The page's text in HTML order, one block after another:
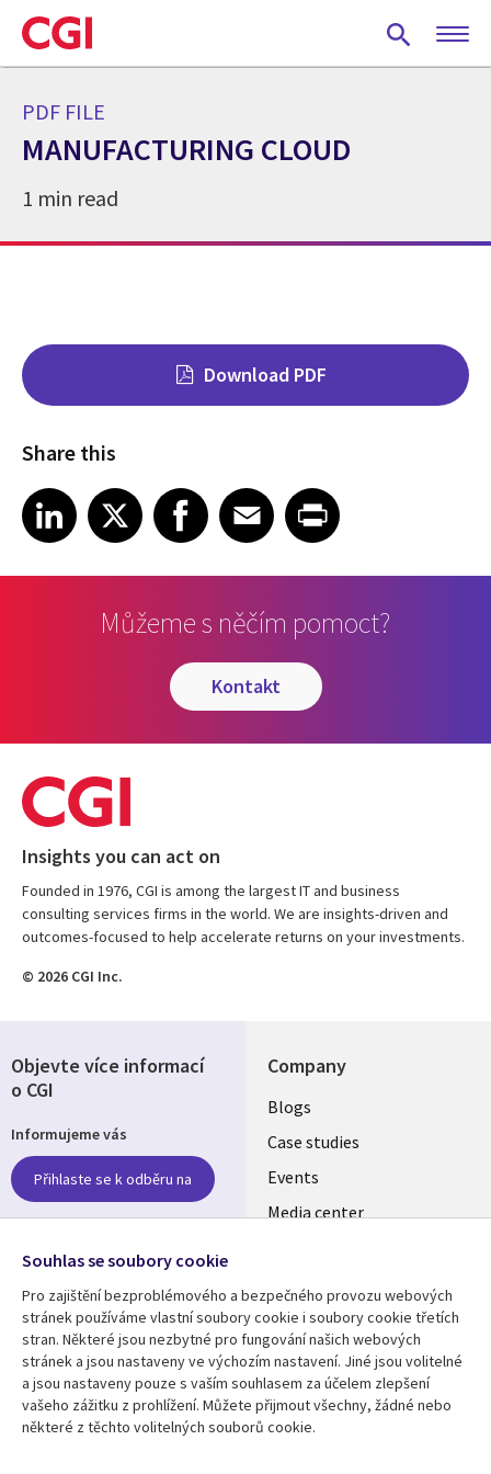
Skip
to
main
PDF FILE
MANUFACTURING CLOUD
1 min read
Download PDF
Share this
Share on LinkedIn
LinkedIn
Share on X Share on Facebook
Facebook
Share on EmailEmailShare on Print
Můžeme s něčím pomoct?
kontakt
Insights you can act on
Founded in 1976, CGI is among the largest IT and business
consulting services firms in the world. We are insights-driven and
outcomes-focused to help accelerate returns on your investments.
© 2026 CGI Inc.
Company
Useful
links
CZECH
REPUBLIC
Blogs
Case studies
Events
Media center
Resource center
Library
Articles
Support
Legal
Privacy
Objevte více informací
o CGI
Informujeme vás
Přihlaste se k odběru na
Follow us
Social
Media
CZECH
REPUBLIC
Souhlas se soubory cookie
Pro zajištění bezproblémového a bezpečného provozu webových
stránek používáme vlastní soubory cookie i soubory cookie třetích
stran. Některé jsou nezbytné pro fungování našich webových
stránek a jsou nastaveny ve výchozím nastavení. Jiné jsou volitelné
a jsou nastaveny pouze s vaším souhlasem za účelem zlepšení
vašeho zážitku z prohlížení. Můžete přijmout všechny, žádné nebo
některé z těchto volitelných souborů cookie.